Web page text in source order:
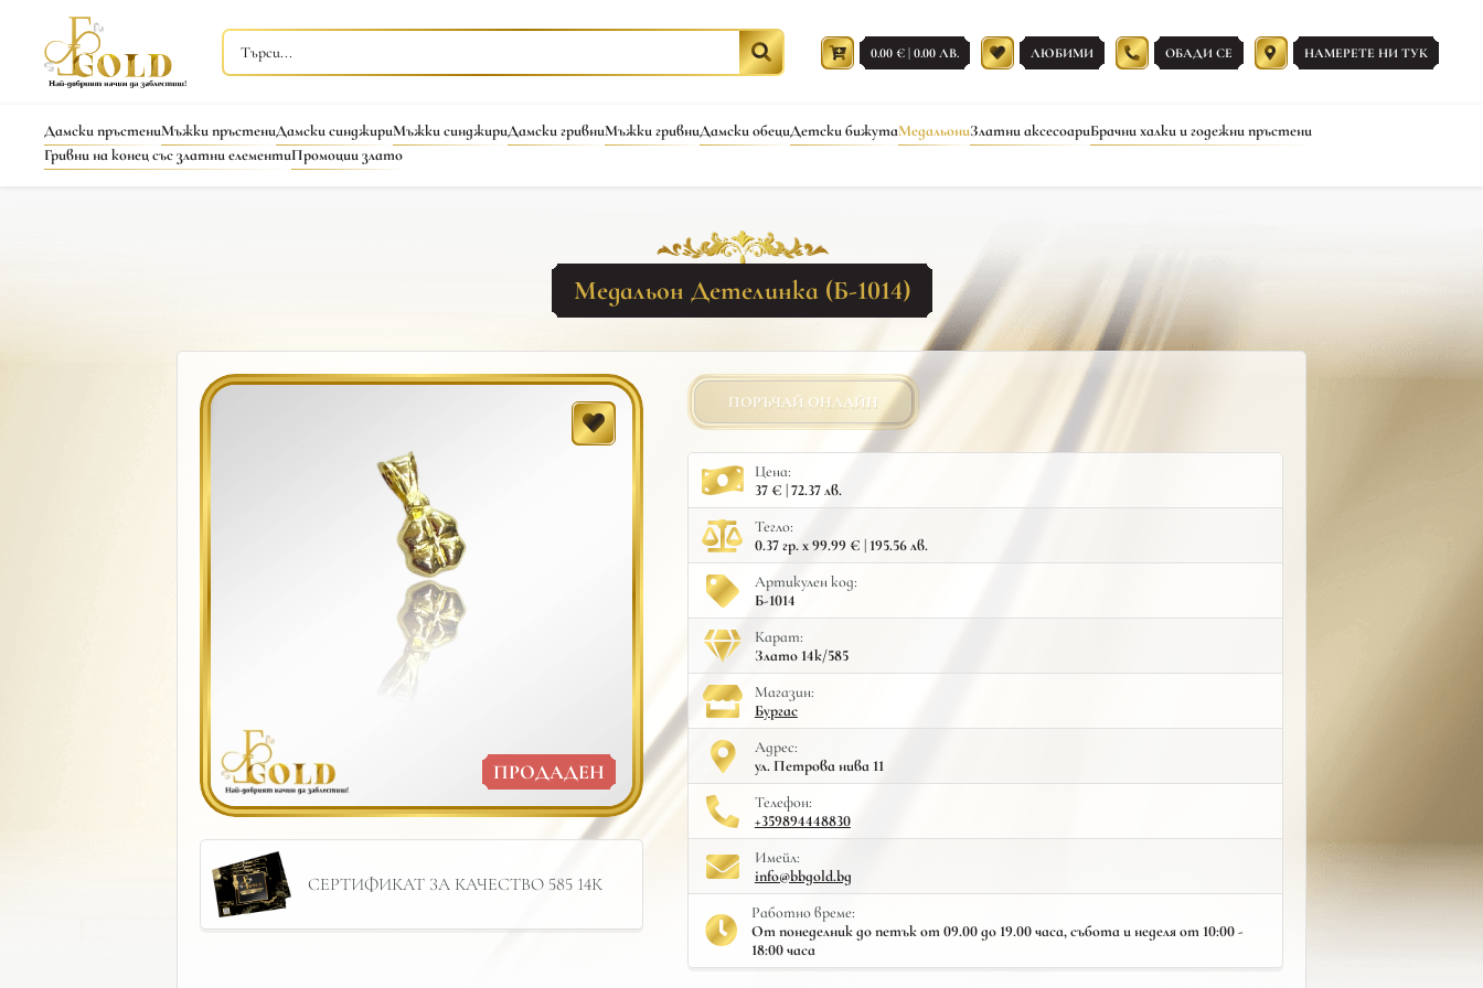
0.00 € | 0.00 ЛВ. ЛЮБИМИ ОБАДИ СЕ НАМЕРЕТЕ НИ ТУК
Дамски пръстениМъжки пръстениДамски синджириМъжки синджириДамски гривниМъжки гривниДамски обециДетски бижутаМедальониЗлатни аксесоариБрачни халки и годежни пръстени
Гривни на конец със златни елементиПромоции злато
Медальон Детелинка (Б-1014)
ПРОДАДЕН
СЕРТИФИКАТ ЗА КАЧЕСТВО 585 14К
ПОРЪЧАЙ ОНЛАЙН
Цена:
37 € | 72.37 лв.
Тегло:
0.37 гр. x 99.99 € | 195.56 лв.
Артикулен код:
Б-1014
Карат:
Злато 14к/585
Mагазин:
Бургас
Адрес:
ул. Петрова нива 11
Телефон:
+359894448830
Имейл:
info@bbgold.bg
Работно време:
От понеделник до петък от 09.00 до 19.00 часа, събота и неделя от 10:00 -
18:00 часа